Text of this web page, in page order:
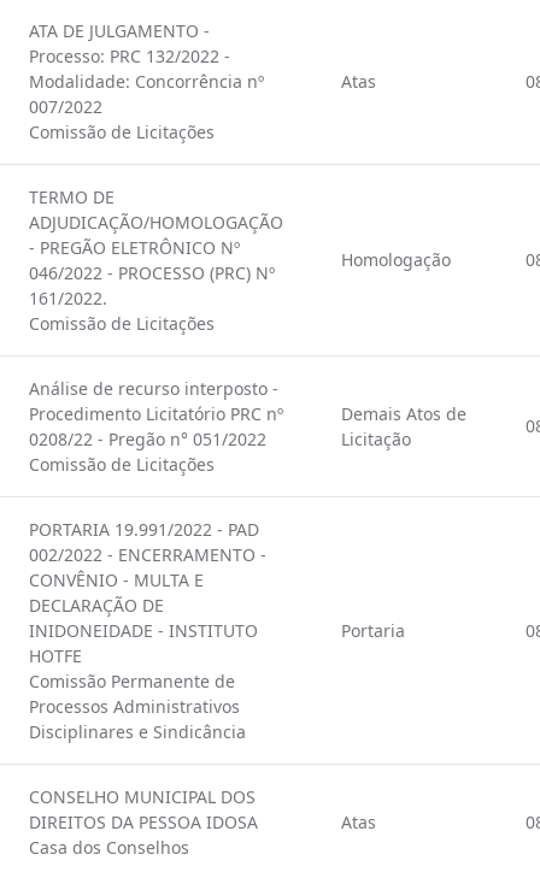
ATA DE JULGAMENTO -
Processo: PRC 132/2022 -
Modalidade: Concorrência nº
007/2022
Comissão de Licitações
Atas
TERMO DE
ADJUDICAÇÃO/HOMOLOGAÇÃO
- PREGÃO ELETRÔNICO Nº
046/2022 - PROCESSO (PRC) Nº
161/2022.
Comissão de Licitações
Homologação
Análise de recurso interposto -
Procedimento Licitatório PRC nº
0208/22 - Pregão n° 051/2022
Comissão de Licitações
Demais Atos de
Licitação
PORTARIA 19.991/2022 - PAD
002/2022 - ENCERRAMENTO -
CONVÊNIO - MULTA E
DECLARAÇÃO DE
INIDONEIDADE - INSTITUTO
HOTFE
Comissão Permanente de
Processos Administrativos
Disciplinares e Sindicância
Portaria
CONSELHO MUNICIPAL DOS
DIREITOS DA PESSOA IDOSA
Casa dos Conselhos
Atas